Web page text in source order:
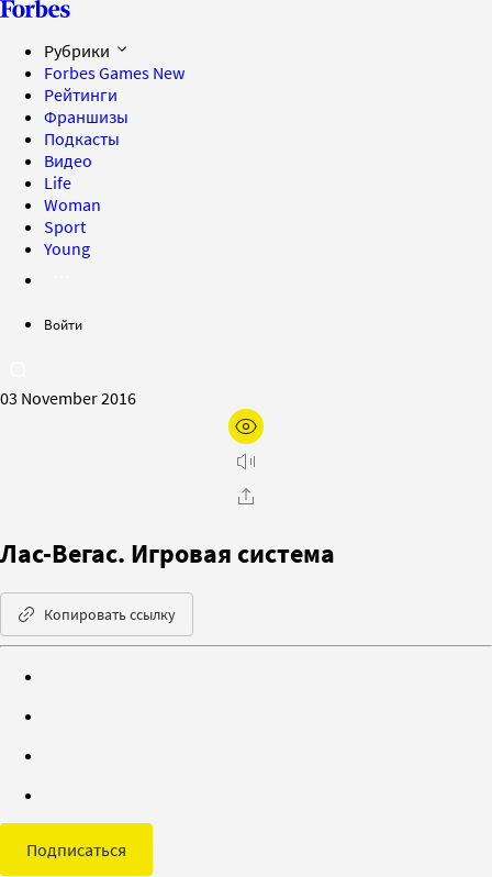
Рубрики
Forbes Games New
Рейтинги
Франшизы
Подкасты
Видео
Life
Woman
Sport
Young
Войти
03 November 2016
Лас-Вегас. Игровая система
Копировать ссылку
Подписаться